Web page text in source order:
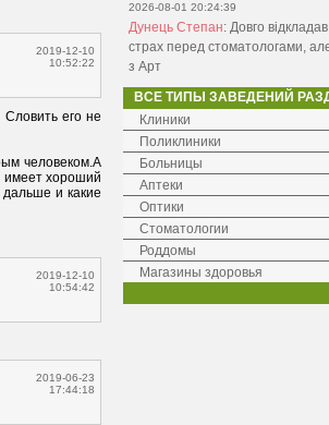
2019-12-10
10:52:22
его не
человеком.А
имеет хороший
и какие
2019-12-10
10:54:42
2019-06-23
17:44:18
2026-08-01 20:24:39
Дунець Степан: Довго
страх перед стоматологами,
з Арт
ВСЕ ТИПЫ ЗАВЕДЕНИЙ
Клиники
Поликлиники
Больницы
Аптеки
Оптики
Стоматологии
Роддомы
Магазины здоровья